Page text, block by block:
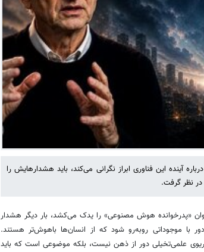
آینده این فناوری ابراز نگرانی می‌کند، باید هشدارهایش را
در نظر گرفت.
«پدرخوانده هوش مصنوعی» را یدک می‌کشد، بار دیگر هشدار
با موجوداتی روبه‌رو شود که از انسان‌ها باهوش‌تر هستند.
علمی‌تخیلی دور از ذهن نیست، بلکه موضوعی است که باید